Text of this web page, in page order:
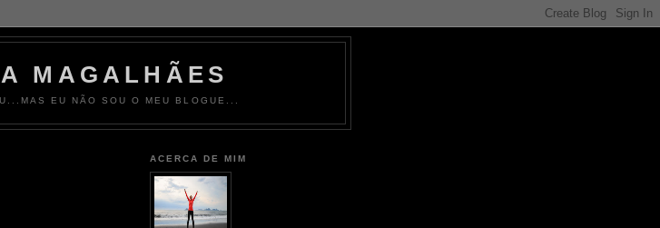
MAGALHÃES
EU NÃO SOU O MEU BLOGUE...
ACERCA DE MIM